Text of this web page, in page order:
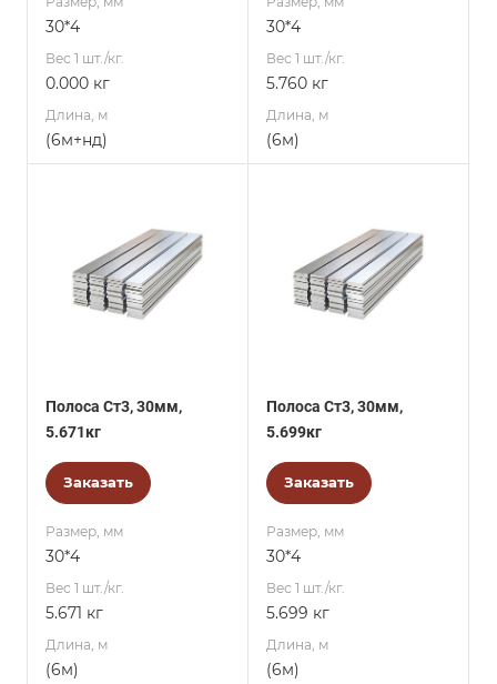
30*4
Вес 1 шт./кг.
0.000 кг
Длина, м
(6м+нд)
30*4
Вес 1 шт./кг.
5.760 кг
Длина, м
(6м)
Полоса Ст3, 30мм,
5.671кг
Заказать
Размер, мм
30*4
Вес 1 шт./кг.
5.671 кг
Длина, м
(6м)
Полоса Ст3, 30мм,
5.699кг
Заказать
Размер, мм
30*4
Вес 1 шт./кг.
5.699 кг
Длина, м
(6м)